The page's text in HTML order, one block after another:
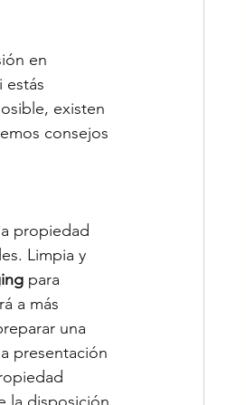
en
estás
existen
consejos
propiedad
Limpia y
para
a más
una
presentación